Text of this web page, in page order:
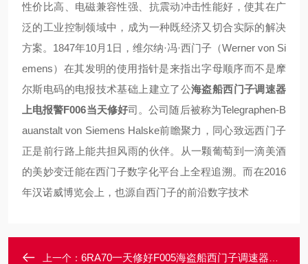
性价比高、电磁兼容性强、抗震动冲击性能好，使其在广
泛的工业控制领域中，成为一种既经济又切合实际的解决
方案。1847年10月1日，维尔纳·冯·西门子（Werner von Si
emens）在其发明的使用指针是来指出字母顺序而不是摩
尔斯电码的电报技术基础上建立了公海盗船西门子调速器
上电报警F006当天修好司。公司随后被称为Telegraphen-B
auanstalt von Siemens Halske前瞻聚力，同心致远西门子
正是前行路上能共担风雨的伙伴。从一颗葡萄到一滴美酒
的美妙变迁能在西门子数字化平台上全程追溯。而在2016
年汉诺威博览会上，也源自西门子的前沿数字技术
上一个： 6RA70一天修好F005海盗船西门子调速器启动报警F005故障维修